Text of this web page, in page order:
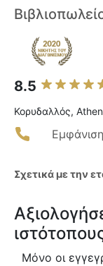
8.5
Κορυδαλλός,
Σχετικά με την
Μόνο οι